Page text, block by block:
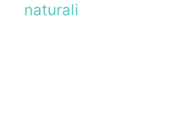
naturali